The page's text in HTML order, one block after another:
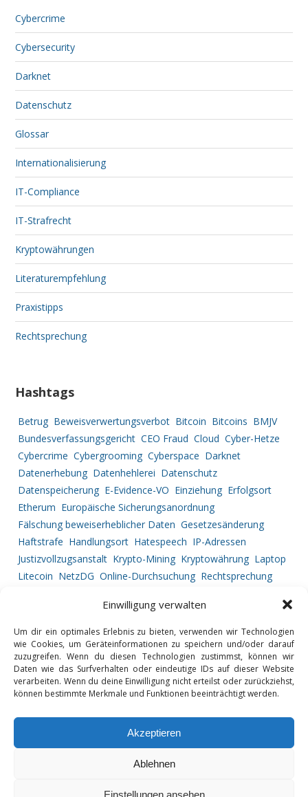
Einwilligung verwalten
Um dir ein optimales Erlebnis zu bieten, verwenden wir Technologien
wie Cookies, um Geräteinformationen zu speichern und/oder darauf
zuzugreifen. Wenn du diesen Technologien zustimmst, können wir
Daten wie das Surfverhalten oder eindeutige IDs auf dieser Website
verarbeiten. Wenn du deine Einwilligung nicht erteilst oder zurückziehst,
können bestimmte Merkmale und Funktionen beeinträchtigt werden.
Akzeptieren
Ablehnen
Einstellungen ansehen
Cybercrime
Cybersecurity
Darknet
Datenschutz
Glossar
Internationalisierung
IT-Compliance
IT-Strafrecht
Kryptowährungen
Literaturempfehlung
Praxistipps
Rechtsprechung
Hashtags
Betrug Beweisverwertungsverbot Bitcoin Bitcoins BMJV
Bundesverfassungsgericht CEO Fraud Cloud Cyber-Hetze
Cybercrime Cybergrooming Cyberspace Darknet
Datenerhebung Datenhehlerei Datenschutz
Datenspeicherung E-Evidence-VO Einziehung Erfolgsort
Etherum Europäische Sicherungsanordnung
Fälschung beweiserheblicher Daten Gesetzesänderung
Haftstrafe Handlungsort Hatespeech IP-Adressen
Justizvollzugsanstalt Krypto-Mining Kryptowährung Laptop
Litecoin NetzDG Online-Durchsuchung Rechtsprechung
Telekommunikationsüberwachung
Urkundenfälschung
Vermögensabschöpfung
Vorgehensweise
IMPRESSUM